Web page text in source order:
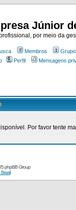
Júnior
por meio da
Membros
Perfil Mensagens
Por favor tente
phpBB Group